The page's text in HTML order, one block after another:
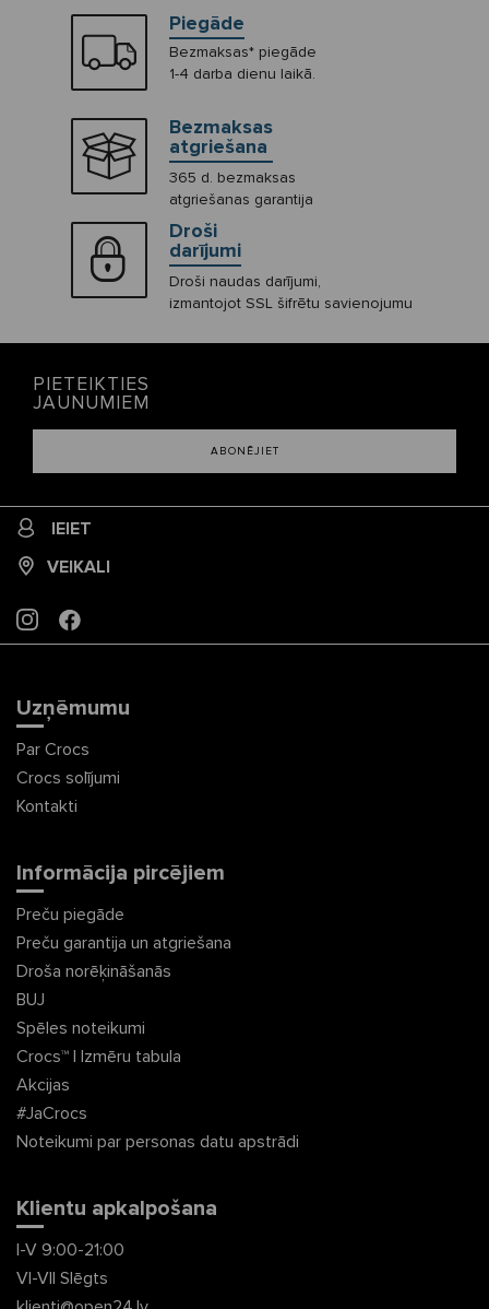
Piegāde
Bezmaksas* piegāde
1-4 darba dienu laikā.
Bezmaksas
atgriešana
365 d. bezmaksas
atgriešanas garantija
Droši
darījumi
Droši naudas darījumi,
izmantojot SSL šifrētu savienojumu
PIETEIKTIES
JAUNUMIEM
ABONĒJIET
IEIET
VEIKALI
INSTAGRAM
FACEBOOK
Uzņēmumu
Par Crocs
Crocs solījumi
Kontakti
Informācija pircējiem
Preču piegāde
Preču garantija un atgriešana
Droša norēķināšanās
BUJ
Spēles noteikumi
Crocs™ | Izmēru tabula
Akcijas
#JaCrocs
Noteikumi par personas datu apstrādi
Klientu apkalpošana
I-V 9:00-21:00
VI-VII Slēgts